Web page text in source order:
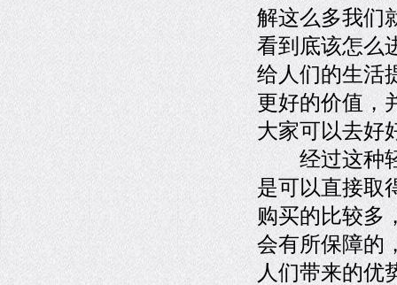
解这么多我们
看到底该怎么
给人们的生活
更好的价值，
大家可以去好
经过这种轻
是可以直接取
购买的比较多
会有所保障的
人们带来的优